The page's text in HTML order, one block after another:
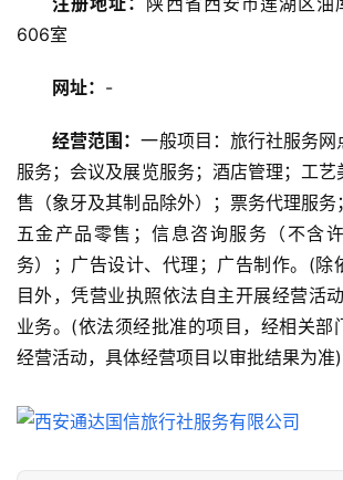
热
门
景
点
旅
信
息
606室
网址： -
经营范围：一般项目：旅行社服务网
服务；会议及展览服务；酒店管理；工
售（象牙及其制品除外）；票务代理服务
五金产品零售；信息咨询服务（不含
务）；广告设计、代理；广告制作。(除
目外，凭营业执照依法自主开展经营活
业务。(依法须经批准的项目，经相关部
经营活动，具体经营项目以审批结果为准)